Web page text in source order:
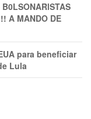
A MANDO DE
para beneficiar
Lula